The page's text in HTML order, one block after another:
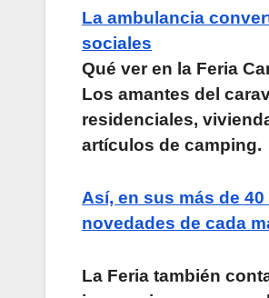
La ambulancia
sociales
Qué ver en la Feria
Los amantes del
residenciales,
artículos de camping.
Así, en sus más de
novedades de cada
La Feria también